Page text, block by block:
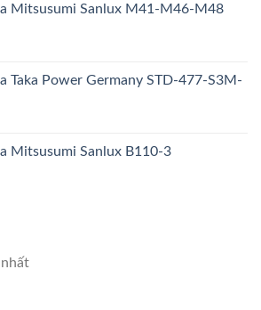
Mitsusumi Sanlux M41-M46-M48
Taka Power Germany STD-477-S3M-
Mitsusumi Sanlux B110-3